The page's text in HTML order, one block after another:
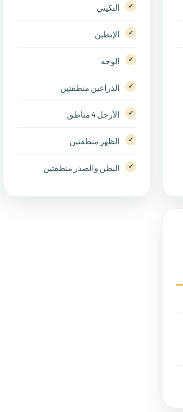
البكيني
الإبطين
الوجه
الذراعين منطقتين
الأرجل 4 مناطق
الظهر منطقتين
البطن والصدر منطقتين